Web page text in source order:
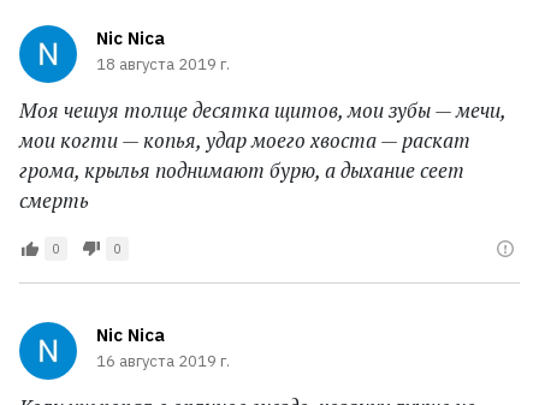
Nic Nica
18 августа 2019 г.
Моя чешуя толще десятка щитов, мои зубы — мечи,
мои когти — копья, удар моего хвоста — раскат
грома, крылья поднимают бурю, а дыхание сеет
смерть
0 0
Nic Nica
16 августа 2019 г.